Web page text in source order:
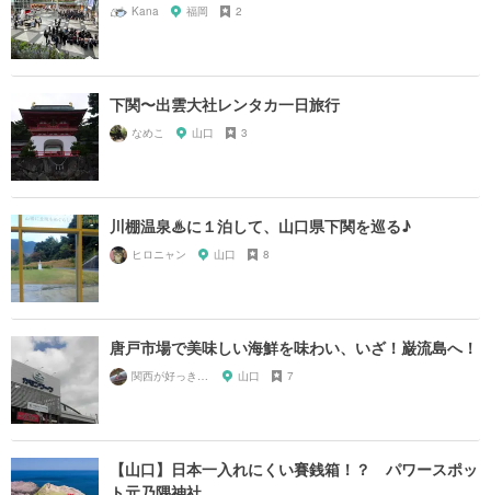
Kana 福岡 2
下関〜出雲大社レンタカ一日旅行
なめこ 山口 3
川棚温泉♨に１泊して、山口県下関を巡る♪
ヒロニャン 山口 8
唐戸市場で美味しい海鮮を味わい、いざ！巌流島へ！
関西が好っきゃねん 山口 7
【山口】日本一入れにくい賽銭箱！？ パワースポッ